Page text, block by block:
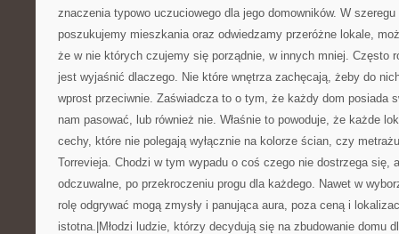
znaczenia typowo uczuciowego dla jego domowników. W
poszukujemy mieszkania oraz odwiedzamy przeróżne lokale,
że w nie których czujemy się porządnie, w innych mniej. Często
jest wyjaśnić dlaczego. Nie które wnętrza zachęcają, żeby do
wprost przeciwnie. Zaświadcza to o tym, że każdy dom posiada
nam pasować, lub również nie. Właśnie to powoduje, że każde
cechy, które nie polegają wyłącznie na kolorze ścian, czy
Torrevieja. Chodzi w tym wypadu o coś czego nie dostrzega się,
odczuwalne, po przekroczeniu progu dla każdego. Nawet w
rolę odgrywać mogą zmysły i panująca aura, poza ceną i
istotna.|Młodzi ludzie, którzy decydują się na zbudowanie domu